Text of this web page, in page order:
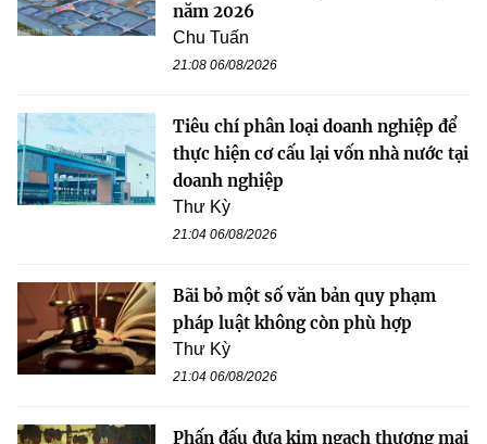
năm 2026
Chu Tuấn
21:08 06/08/2026
Tiêu chí phân loại doanh nghiệp để
thực hiện cơ cấu lại vốn nhà nước tại
doanh nghiệp
Thư Kỳ
21:04 06/08/2026
Bãi bỏ một số văn bản quy phạm
pháp luật không còn phù hợp
Thư Kỳ
21:04 06/08/2026
Phấn đấu đưa kim ngạch thương mại